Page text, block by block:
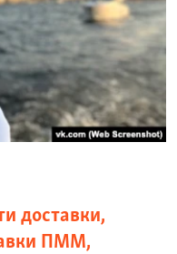
доставки,
ПММ,